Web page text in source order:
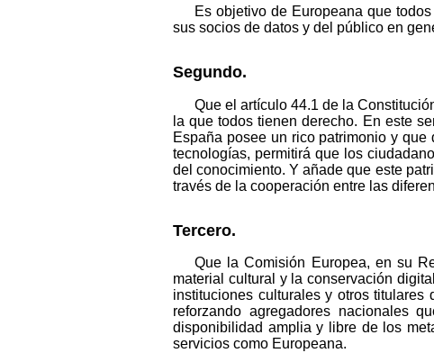
Es objetivo de Europeana que
sus socios de datos y del público en
Segundo.
Que el artículo 44.1 de la
la que todos tienen derecho. En este
España posee un rico patrimonio y
tecnologías, permitirá que los
del conocimiento. Y añade que este
través de la cooperación entre las
Tercero.
Que la Comisión Europea, en su
material cultural y la conservación
instituciones culturales y otros
reforzando agregadores nacionales
disponibilidad amplia y libre de los
servicios como Europeana.